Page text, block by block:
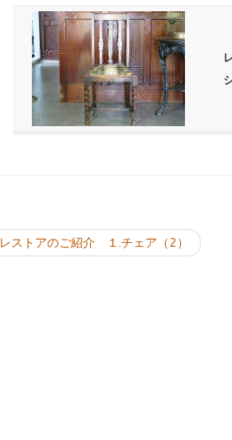
ストアのご紹介 １.チェア（2）